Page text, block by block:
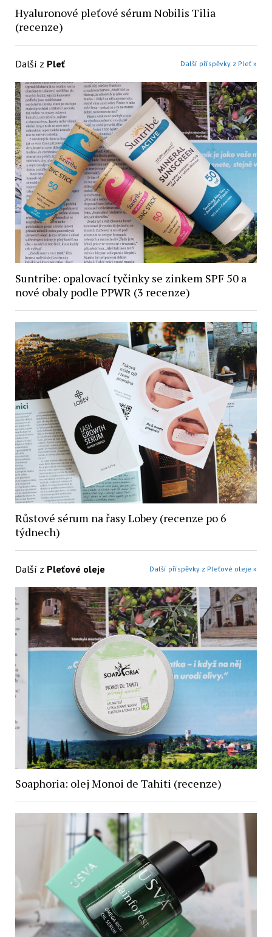
Hyaluronové pleťové sérum Nobilis Tilia
(recenze)
Další z Pleť Další příspěvky z Pleť »
Suntribe: opalovací tyčinky se zinkem SPF 50 a
nové obaly podle PPWR (3 recenze)
Růstové sérum na řasy Lobey (recenze po 6
týdnech)
Další z Pleťové oleje Další příspěvky z Pleťové oleje »
Soaphoria: olej Monoi de Tahiti (recenze)